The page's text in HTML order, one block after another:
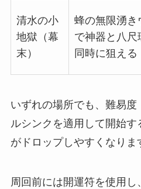
清水の小
地獄（幕
末）
蜂の無限湧き
で神器と八尺
同時に狙える
いずれの場所でも、難易
ルシンクを適用して開始
がドロップしやすくなりま
周回前には開運符を使用